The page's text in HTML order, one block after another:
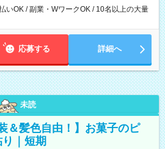
いOK / 副業・WワークOK / 10名以上の大量
応募する 詳細へ
未読
＆髪色自由！】お菓子のピ
｜短期